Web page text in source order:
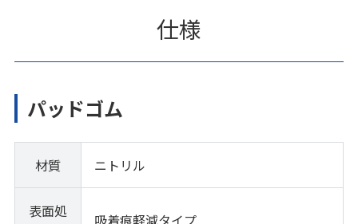
仕様
パッドゴム
材質 ニトリル
表面処
吸着痕軽減タイプ